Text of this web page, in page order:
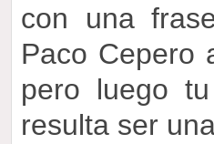
con una
Paco Cepero
pero luego
resulta ser